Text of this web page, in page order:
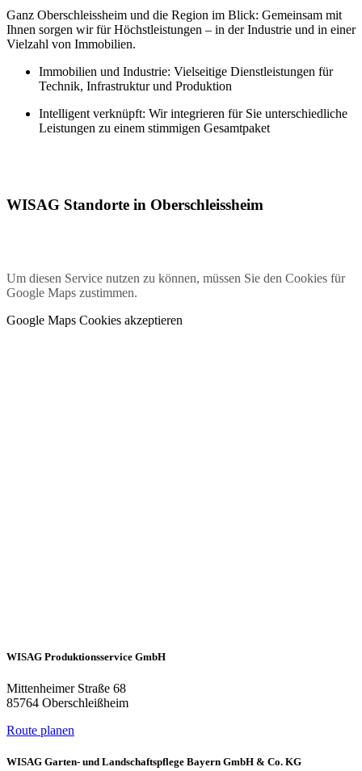
Ganz Oberschleissheim und die Region im Blick: Gemeinsam mit
Ihnen sorgen wir für Höchstleistungen – in der Industrie und in einer
Vielzahl von Immobilien.
Immobilien und Industrie: Vielseitige Dienstleistungen für
Technik, Infrastruktur und Produktion
Intelligent verknüpft: Wir integrieren für Sie unterschiedliche
Leistungen zu einem stimmigen Gesamtpaket
WISAG Standorte in Oberschleissheim
Um diesen Service nutzen zu können, müssen Sie den Cookies für
Google Maps zustimmen.
Google Maps Cookies akzeptieren
WISAG Produktionsservice GmbH
Mittenheimer Straße 68
85764 Oberschleißheim
Route planen
WISAG Garten- und Landschaftspflege Bayern GmbH & Co. KG